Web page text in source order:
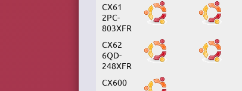
CX61
2PC-
803XFR
CX62
6QD-
248XFR
CX600